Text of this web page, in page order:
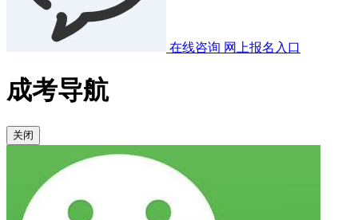
在线咨询 网上报名入口
成考导航
关闭